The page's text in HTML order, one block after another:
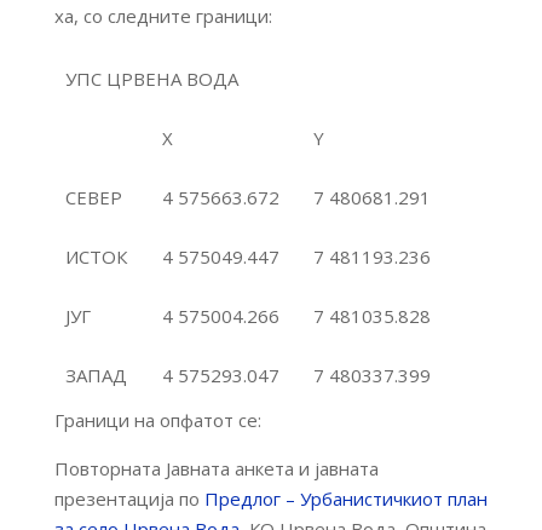
ха, со следните граници:
УПС ЦРВЕНА ВОДА
X Y
СЕВЕР 4 575663.672 7 480681.291
ИСТОК 4 575049.447 7 481193.236
ЈУГ 4 575004.266 7 481035.828
ЗАПАД 4 575293.047
7 480337.399
Граници на опфатот се:
Повторната Јавната анкета и јавната
презентација по Предлог – Урбанистичкиот план